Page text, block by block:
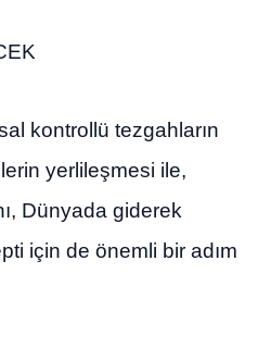
kontrollü tezgahların
yerlileşmesi ile,
Dünyada giderek
için de önemli bir adım